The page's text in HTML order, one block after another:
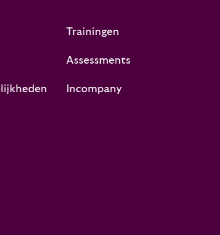
Trainingen
Assessments
Incompany